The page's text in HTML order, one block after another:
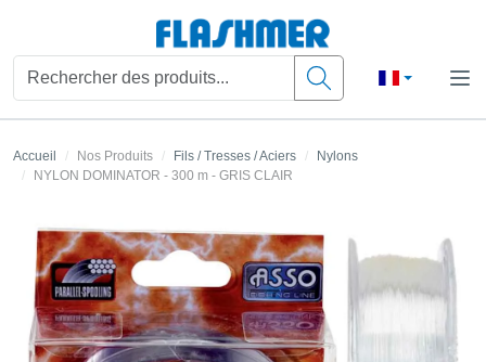
Accueil Nos Produits Fils / Tresses / Aciers
Nylons
NYLON DOMINATOR - 300 m - GRIS CLAIR